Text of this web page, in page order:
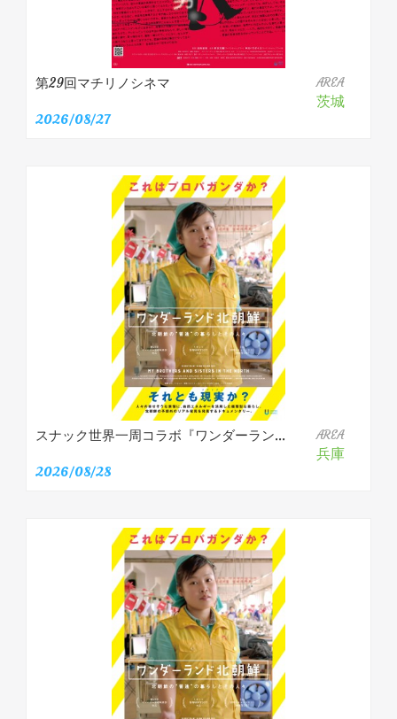
第29回マチリノシネマ AREA
茨城
2026/08/27
スナック世界一周コラボ『ワンダーラン... AREA
兵庫
2026/08/28